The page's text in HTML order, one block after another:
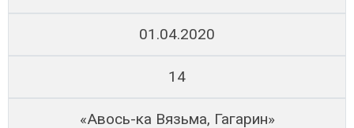
01.04.2020
14
«Авось-ка Вязьма, Гагарин»